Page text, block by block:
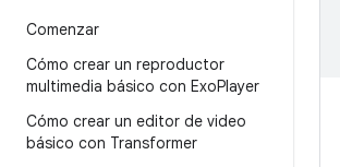
Comenzar
Cómo crear un reproductor
multimedia básico con ExoPlayer
Cómo crear un editor de video
básico con Transformer